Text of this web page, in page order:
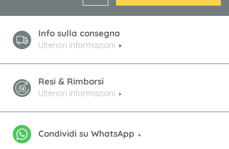
Info sulla consegna
Ulteriori Informazioni
Resi & Rimborsi
Ulteriori Informazioni
Condividi su WhatsApp